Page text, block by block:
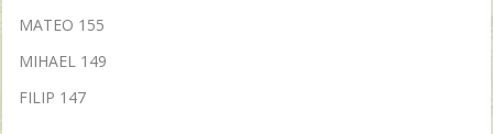
MATEO 155
MIHAEL 149
FILIP 147